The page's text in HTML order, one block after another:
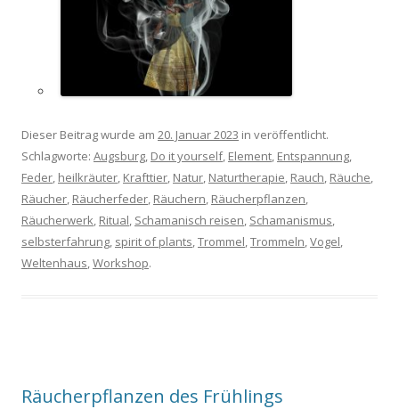
Dieser Beitrag wurde am 20. Januar 2023 in veröffentlicht.
Schlagworte: Augsburg, Do it yourself, Element, Entspannung,
Feder, heilkräuter, Krafttier, Natur, Naturtherapie, Rauch, Räuche,
Räucher, Räucherfeder, Räuchern, Räucherpflanzen,
Räucherwerk, Ritual, Schamanisch reisen, Schamanismus,
selbsterfahrung, spirit of plants,Trommel,Trommeln,Vogel,
Weltenhaus,Workshop.
Räucherpflanzen des Frühlings